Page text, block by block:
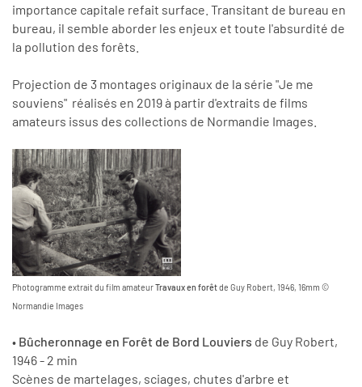
importance capitale refait surface. Transitant de bureau en
bureau, il semble aborder les enjeux et toute l'absurdité de
la pollution des forêts.
Projection de 3 montages originaux de la série "Je me
souviens" réalisés en 2019 à partir d'extraits de films
amateurs issus des collections de Normandie Images.
Photogramme extrait du film amateurTravaux en forêtde Guy Robert, 1946, 16mm ©
Normandie Images
• Bûcheronnage en Forêt de Bord Louviers de Guy Robert,
1946 - 2 min
Scènes de martelages, sciages, chutes d'arbre et